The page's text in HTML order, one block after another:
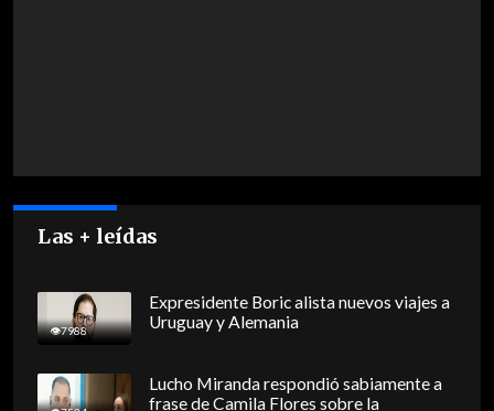
Las + leídas
7988
Expresidente Boric alista nuevos viajes a
Uruguay y Alemania
Lucho Miranda respondió sabiamente a
frase de Camila Flores sobre la